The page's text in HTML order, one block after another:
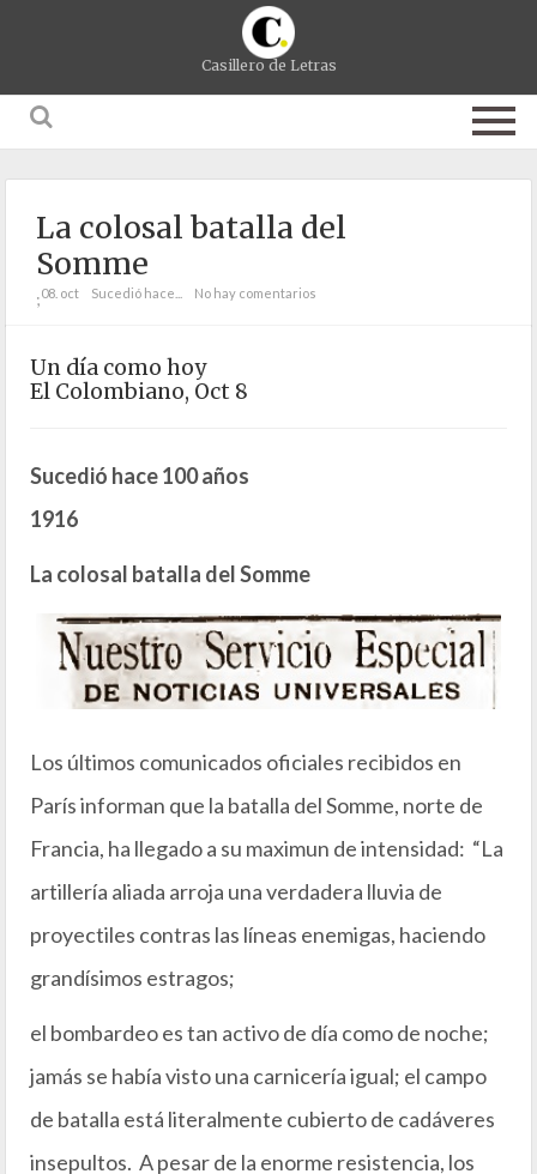
Casillero de Letras
La colosal batalla del
Somme
;08. oct Sucedió hace... No hay comentarios
Un día como hoy
El Colombiano, Oct 8
Sucedió hace 100 años
1916
La colosal batalla del Somme
Los últimos comunicados oficiales recibidos en
París informan que la batalla del Somme, norte de
Francia, ha llegado a su maximun de intensidad: “La
artillería aliada arroja una verdadera lluvia de
proyectiles contras las líneas enemigas, haciendo
grandísimos estragos;
el bombardeo es tan activo de día como de noche;
jamás se había visto una carnicería igual; el campo
de batalla está literalmente cubierto de cadáveres
insepultos. A pesar de la enorme resistencia, los